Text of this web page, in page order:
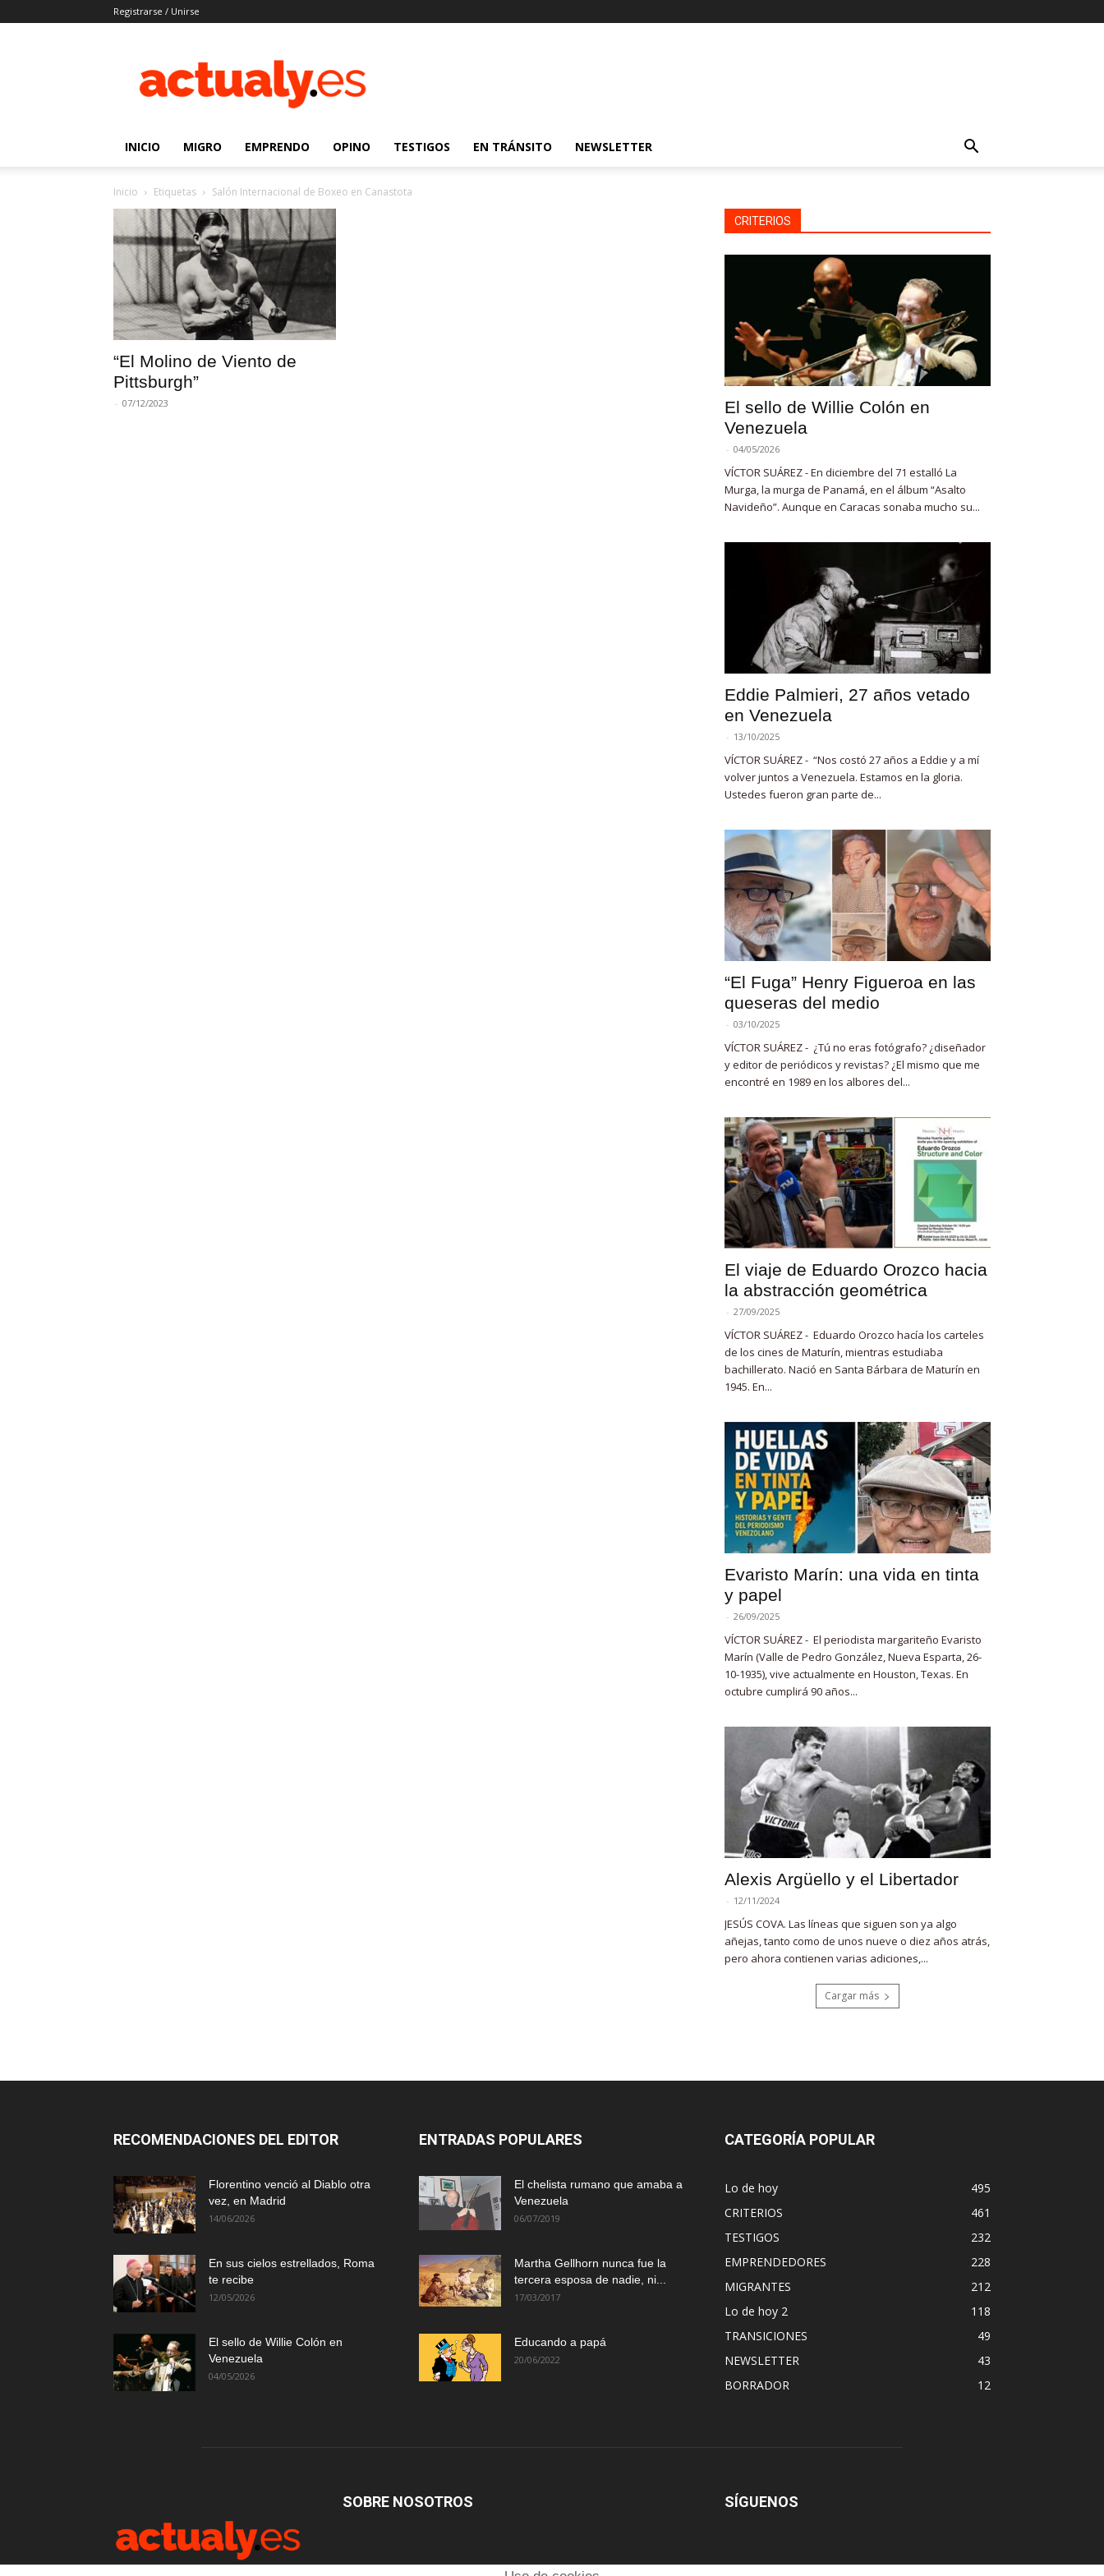
Registrarse / Unirse
|
Noticias
venezolanos
INICIO MIGRO EMPRENDO OPINO TESTIGOS EN TRÁNSITO NEWSLETTER
Inicio Etiquetas Salón Internacional de Boxeo en Canastota
“El Molino de Viento de
Pittsburgh”
- 07/12/2023
CRITERIOS
El sello de Willie Colón en
Venezuela
- 04/05/2026
VÍCTOR SUÁREZ - En diciembre del 71 estalló La
Murga, la murga de Panamá, en el álbum “Asalto
Navideño”. Aunque en Caracas sonaba mucho su...
Eddie Palmieri, 27 años vetado
en Venezuela
- 13/10/2025
VÍCTOR SUÁREZ - “Nos costó 27 años a Eddie y a mí
volver juntos a Venezuela. Estamos en la gloria.
Ustedes fueron gran parte de...
“El Fuga” Henry Figueroa en las
queseras del medio
- 03/10/2025
VÍCTOR SUÁREZ - ¿Tú no eras fotógrafo? ¿diseñador
y editor de periódicos y revistas? ¿El mismo que me
encontré en 1989 en los albores del...
El viaje de Eduardo Orozco hacia
la abstracción geométrica
- 27/09/2025
VÍCTOR SUÁREZ - Eduardo Orozco hacía los carteles
de los cines de Maturín, mientras estudiaba
bachillerato. Nació en Santa Bárbara de Maturín en
1945. En...
Evaristo Marín: una vida en tinta
y papel
- 26/09/2025
VÍCTOR SUÁREZ - El periodista margariteño Evaristo
Marín (Valle de Pedro González, Nueva Esparta, 26-
10-1935), vive actualmente en Houston, Texas. En
octubre cumplirá 90 años...
Alexis Argüello y el Libertador
- 12/11/2024
JESÚS COVA. Las líneas que siguen son ya algo
añejas, tanto como de unos nueve o diez años atrás,
pero ahora contienen varias adiciones,...
Cargar más
RECOMENDACIONES DEL EDITOR
Florentino venció al Diablo otra
vez, en Madrid
14/06/2026
En sus cielos estrellados, Roma
te recibe
12/05/2026
El sello de Willie Colón en
Venezuela
04/05/2026
ENTRADAS POPULARES
El chelista rumano que amaba a
Venezuela
06/07/2019
Martha Gellhorn nunca fue la
tercera esposa de nadie, ni...
17/03/2017
Educando a papá
20/06/2022
CATEGORÍA POPULAR
Lo de hoy
495
CRITERIOS
461
TESTIGOS
232
EMPRENDEDORES
228
MIGRANTES
212
Lo de hoy 2
118
TRANSICIONES
49
NEWSLETTER
43
BORRADOR
12
SOBRE NOSOTROS SÍGUENOS